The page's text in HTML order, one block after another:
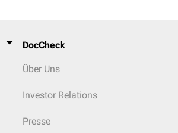
DocCheck
Über Uns
Investor Relations
Presse